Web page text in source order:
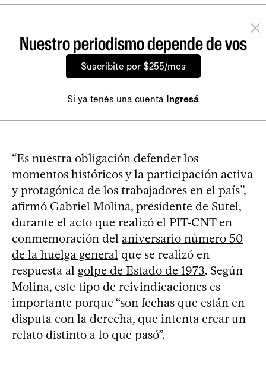
Nuestro periodismo depende de vos
Suscribite por $255/mes
Si ya tenés una cuenta Ingresá
“Es nuestra obligación defender los
momentos históricos y la participación activa
y protagónica de los trabajadores en el país”,
afirmó Gabriel Molina, presidente de Sutel,
durante el acto que realizó el PIT-CNT en
conmemoración del aniversario número 50
de la huelga general que se realizó en
respuesta al golpe de Estado de 1973. Según
Molina, este tipo de reivindicaciones es
importante porque “son fechas que están en
disputa con la derecha, que intenta crear un
relato distinto a lo que pasó”.